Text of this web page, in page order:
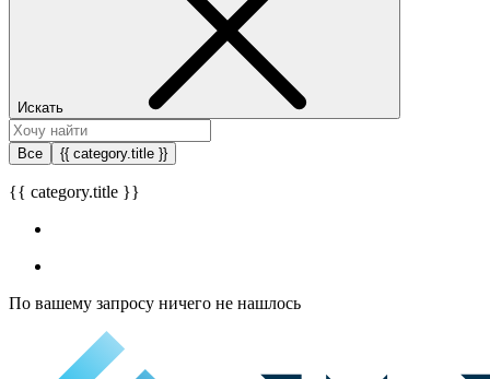
Искать
Все {{ category.title }}
{{ category.title }}
По вашему запросу ничего не нашлось